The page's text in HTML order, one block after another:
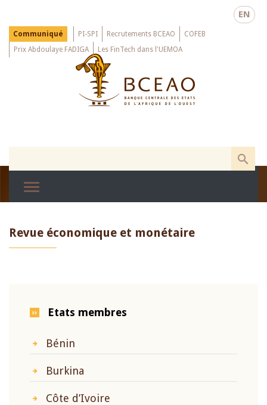
main
EN
Menu
Top
Communiqué PI-SPI Recrutements BCEAO
COFEB
Prix Abdoulaye FADIGA
Les FinTech dans l'UEMOA
Revue économique et monétaire
Etats membres
Bénin
Burkina
Côte d’Ivoire